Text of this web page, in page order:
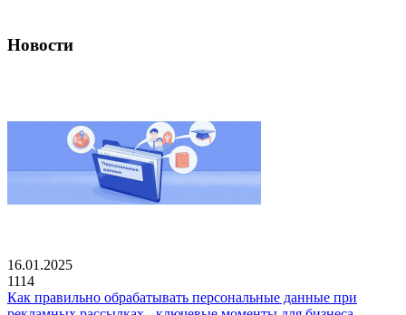
Новости
16.01.2025
1114
Как правильно обрабатывать персональные данные при